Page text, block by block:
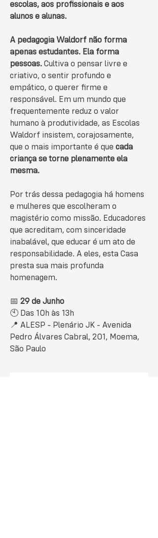
escolas, aos profissionais e aos
alunos e alunas.
A pedagogia Waldorf não forma
apenas estudantes. Ela forma
pessoas. Cultiva o pensar livre e
criativo, o sentir profundo e
empático, o querer firme e
responsável. Em um mundo que
frequentemente reduz o valor
humano à produtividade, as Escolas
Waldorf insistem, corajosamente,
que o mais importante é que cada
criança se torne plenamente ela
mesma.
Por trás dessa pedagogia há homens
e mulheres que escolheram o
magistério como missão. Educadores
que acreditam, com sinceridade
inabalável, que educar é um ato de
responsabilidade. A eles, esta Casa
presta sua mais profunda
homenagem.​
📅 29 de Junho
🕙 Das 10h às 13h
📍 ALESP - Plenário JK - Avenida
Pedro Álvares Cabral, 201, Moema,
São Paulo